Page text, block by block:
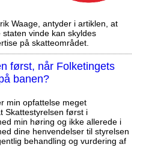
Waage, antyder i artiklen, at
vinde kan skyldes
på skatteområdet.
først, når Folketingets
banen?
min opfattelse meget
Skattestyrelsen først i
min høring og ikke allerede i
dine henvendelser til styrelsen
behandling og vurdering af